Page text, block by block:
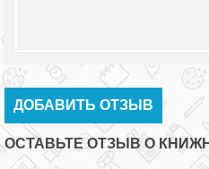
ДОБАВИТЬ ОТЗЫВ
ОСТАВЬТЕ ОТЗЫВ О